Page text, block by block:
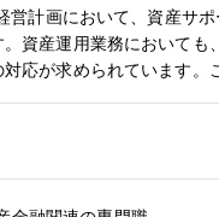
営計画において、資産サ
資産運用業務において
応が求められています
推進しつつ、新規・成
、将来の成長に資する
ていただきます。■（3